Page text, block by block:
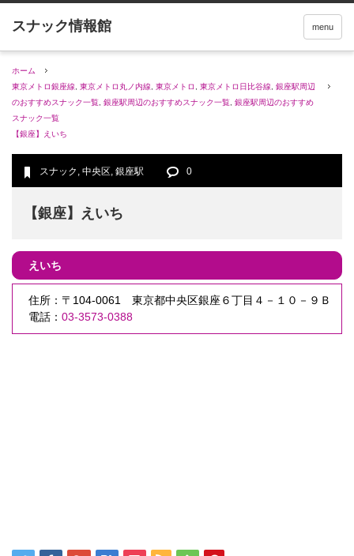
menu
ホーム
東京メトロ銀座線
東京メトロ丸ノ内線 東京メトロ 東京メトロ日比谷線
銀座駅周辺
のおすすめスナック一覧 銀座駅周辺のおすすめスナック一覧 銀座駅周辺のおすすめ
スナック一覧
【銀座】えいち
スナック , 中央区, 銀座駅 0
【銀座】えいち
えいち
住所：〒104-0061 東京都中央区銀座６丁目４－１０－９Ｂ
電話： 03-3573-0388